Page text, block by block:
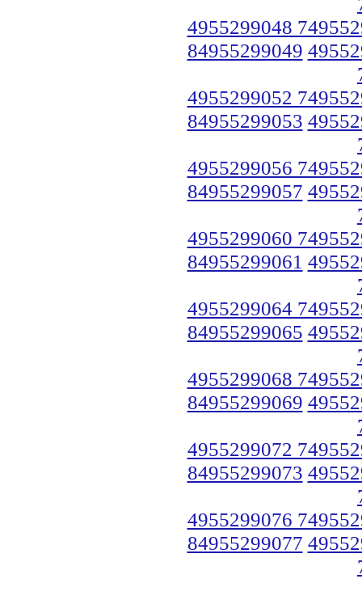
4955299048
84955299049
4955299052
84955299053
4955299056
84955299057
4955299060
84955299061
4955299064
84955299065
4955299068
84955299069
4955299072
84955299073
4955299076
84955299077